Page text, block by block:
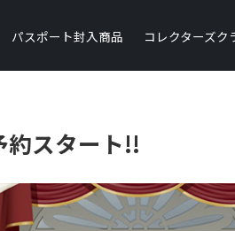
パスポート封入商品 コレクターズク
約スタート!!